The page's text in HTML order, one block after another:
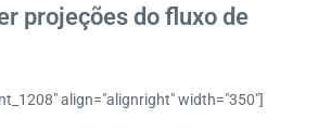
projeções do fluxo de
align="alignright" width="350"]